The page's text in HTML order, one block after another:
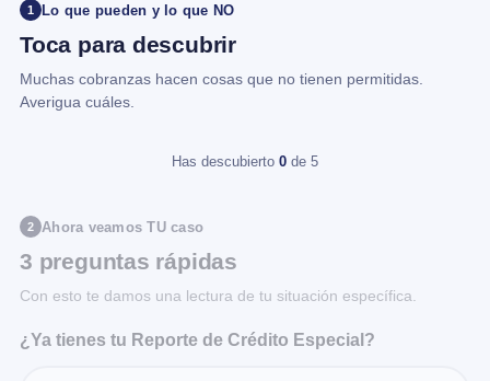
1 Lo que pueden y lo que NO
Toca para descubrir
Muchas cobranzas hacen cosas que no tienen permitidas.
Averigua cuáles.
Has descubierto 0 de 5
2 Ahora veamos TU caso
3 preguntas rápidas
Con esto te damos una lectura de tu situación específica.
¿Ya tienes tu Reporte de Crédito Especial?